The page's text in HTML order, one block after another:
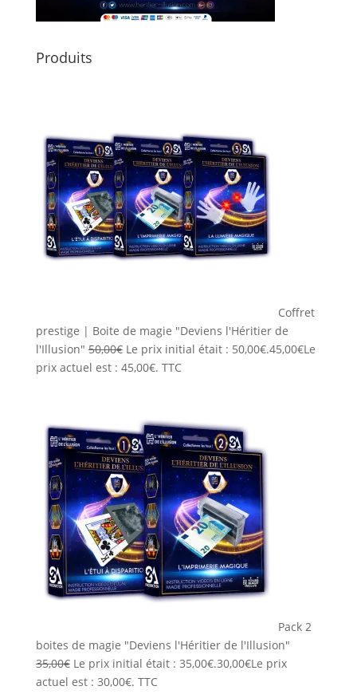
Produits
Coffret
prestige | Boite de magie "Deviens l'Héritier de
l'Illusion" 50,00€ Le prix initial était : 50,00€.45,00€Le
prix actuel est : 45,00€. TTC
Pack 2
boites de magie "Deviens l'Héritier de l'Illusion"
35,00€ Le prix initial était : 35,00€.30,00€Le prix
actuel est : 30,00€. TTC